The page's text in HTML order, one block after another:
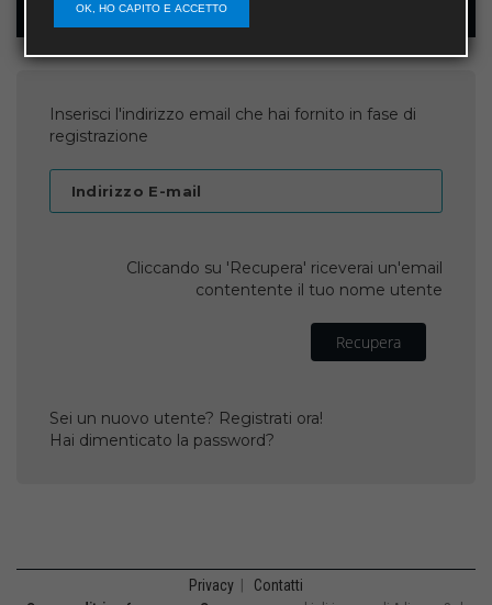
Recupera username
Inserisci l'indirizzo email che hai fornito in fase di
registrazione
Indirizzo E-mail
Cliccando su 'Recupera' riceverai un'email
contentente il tuo nome utente
Recupera
Sei un nuovo utente? Registrati ora!
Hai dimenticato la password?
Privacy Contatti
OK, HO CAPITO E ACCETTO